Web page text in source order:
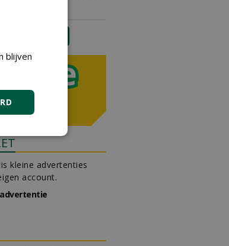
kleine advertenties
account.
blijven